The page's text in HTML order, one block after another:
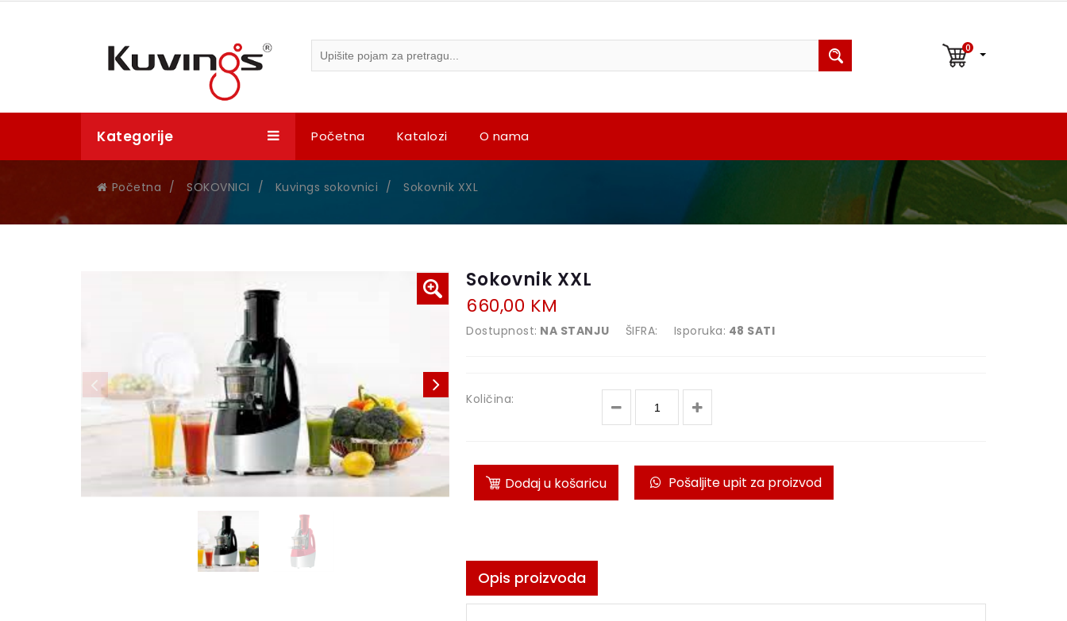
0
Kategorije Početna Katalozi O nama
Početna / SOKOVNICI / Kuvings sokovnici / Sokovnik XXL
Sokovnik XXL
660,00 KM
Dostupnost: NA STANJU ŠIFRA: Isporuka: 48 SATI
Količina:
Dodaj u košaricu Pošaljite upit za proizvod
Opis proizvoda